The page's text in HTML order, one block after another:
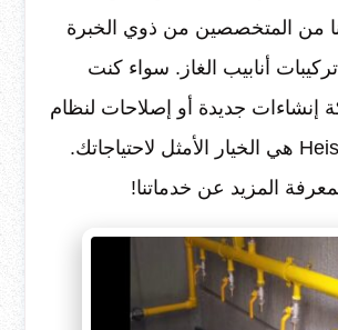
من المتخصصين من ذوي الخبرة
أنابيب الغاز. سواء كنت
إنشاءات جديدة أو إصلاحات لنظام
موجود، فإن Heisco هي الخيار الأمثل لاحتياجاتك.
المزيد عن خدماتنا!